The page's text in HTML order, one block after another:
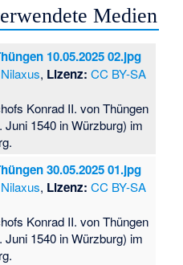
Medien
10.05.2025 02.jpg
Nilaxus, Lizenz: CC BY-SA
Konrad II. von Thüngen
Juni 1540 in Würzburg) im
30.05.2025 01.jpg
Nilaxus, Lizenz: CC BY-SA
Konrad II. von Thüngen
Juni 1540 in Würzburg) im